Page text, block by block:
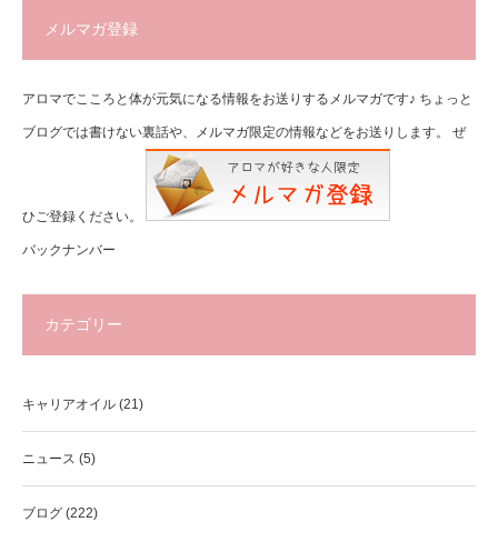
メルマガ登録
アロマでこころと体が元気になる情報をお送りするメルマガです♪ ちょっと
ブログでは書けない裏話や、メルマガ限定の情報などをお送りします。 ぜ
ひご登録ください。
バックナンバー
カテゴリー
キャリアオイル (21)
ニュース (5)
ブログ (222)